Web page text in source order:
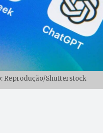
Reprodução/Shutterstock